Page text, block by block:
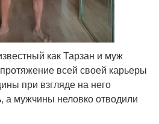
как Тарзан и муж
всей своей карьеры
при взгляде на него
мужчины неловко отводили